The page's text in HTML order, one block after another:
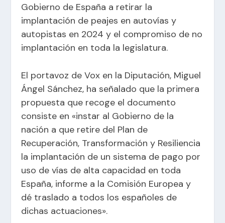
Gobierno de España a retirar la
implantación de peajes en autovías y
autopistas en 2024 y el compromiso de no
implantación en toda la legislatura.
El portavoz de Vox en la Diputación, Miguel
Ángel Sánchez, ha señalado que la primera
propuesta que recoge el documento
consiste en «instar al Gobierno de la
nación a que retire del Plan de
Recuperación, Transformación y Resiliencia
la implantación de un sistema de pago por
uso de vías de alta capacidad en toda
España, informe a la Comisión Europea y
dé traslado a todos los españoles de
dichas actuaciones».